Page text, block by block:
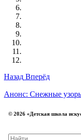
Назад Вперёд
Анонс: Снежные
© 2026 «Детская школа